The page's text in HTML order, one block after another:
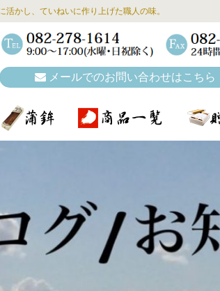
かし、ていねいに作り上げた職人の味。
メールでのお問い合わせはこちら